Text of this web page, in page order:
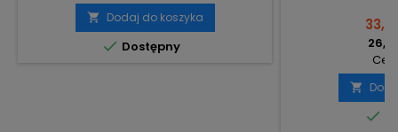
 Dodaj do koszyka
 Dostępny

